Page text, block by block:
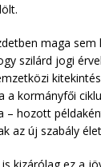
maga
szilárd jogi
a kormányfői
– hozott
az új szabály